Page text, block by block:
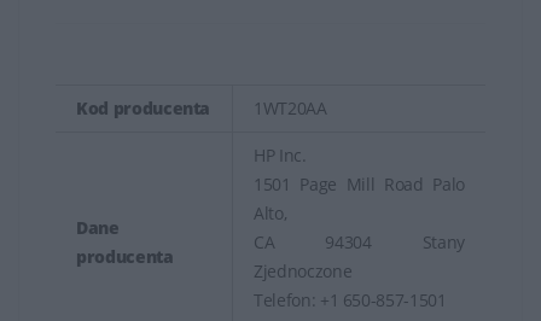
Kod producenta 1WT20AA
Dane
producenta
HP Inc.
1501 Page Mill Road Palo
Alto,
CA 94304 Stany
Zjednoczone
Telefon: +1 650-857-1501